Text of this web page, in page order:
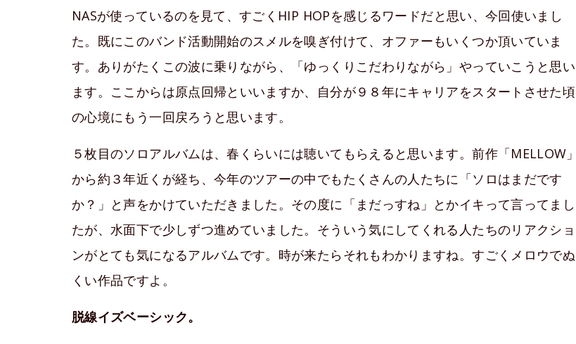
NASが使っているのを見て、すごくHIP HOPを感じるワードだと思い、今回使いまし
た。既にこのバンド活動開始のスメルを嗅ぎ付けて、オファーもいくつか頂いていま
す。ありがたくこの波に乗りながら、「ゆっくりこだわりながら」やっていこうと思い
ます。ここからは原点回帰といいますか、自分が９８年にキャリアをスタートさせた頃
の心境にもう一回戻ろうと思います。
５枚目のソロアルバムは、春くらいには聴いてもらえると思います。前作「MELLOW」
から約３年近くが経ち、今年のツアーの中でもたくさんの人たちに「ソロはまだです
か？」と声をかけていただきました。その度に「まだっすね」とかイキって言ってまし
たが、水面下で少しずつ進めていました。そういう気にしてくれる人たちのリアクショ
ンがとても気になるアルバムです。時が来たらそれもわかりますね。すごくメロウでぬ
くい作品ですよ。
脱線イズベーシック。